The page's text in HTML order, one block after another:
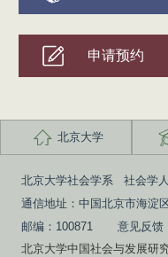
申请预约
北京大学
北京大学社会学系 社会学
通信地址：中国北京市海淀
邮编：100871 意见反馈
北京大学中国社会与发展研